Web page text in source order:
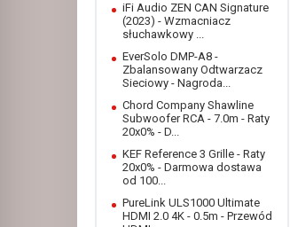
iFi Audio ZEN CAN Signature
(2023) - Wzmacniacz
słuchawkowy ...
EverSolo DMP-A8 -
Zbalansowany Odtwarzacz
Sieciowy - Nagroda...
Chord Company Shawline
Subwoofer RCA - 7.0m - Raty
20x0% - D...
KEF Reference 3 Grille - Raty
20x0% - Darmowa dostawa
od 100...
PureLink ULS1000 Ultimate
HDMI 2.0 4K - 0.5m - Przewód